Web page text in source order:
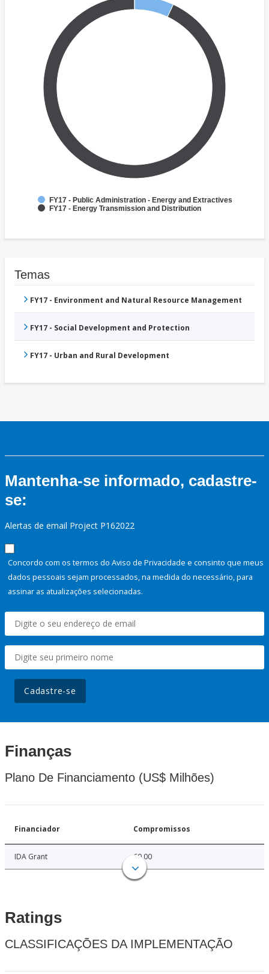
FY17 - Public Administration - Energy and Extractives
FY17 - Energy Transmission and Distribution
Temas
FY17 - Environment and Natural Resource Management
FY17 - Social Development and Protection
FY17 - Urban and Rural Development
Mantenha-se informado, cadastre-
se:
Alertas de email Project P162022
Concordo com os termos do Aviso de Privacidade e consinto que meus
dados pessoais sejam processados, na medida do necessário, para
assinar as atualizações selecionadas.
Cadastre-se
Finanças
Plano De Financiamento (US$ Milhões)
Financiador Compromissos
IDA Grant 60.00
Ratings
CLASSIFICAÇÕES DA IMPLEMENTAÇÃO